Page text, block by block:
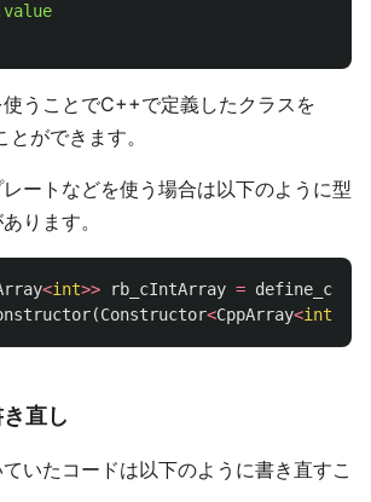
value
うことでC++で定義したクラスを
ができます。
ートなどを使う場合は以下のように型
ります。
<int>> rb_cIntArray =
(Constructor<CppArray<int
直し
いたコードは以下のように書き直すこ